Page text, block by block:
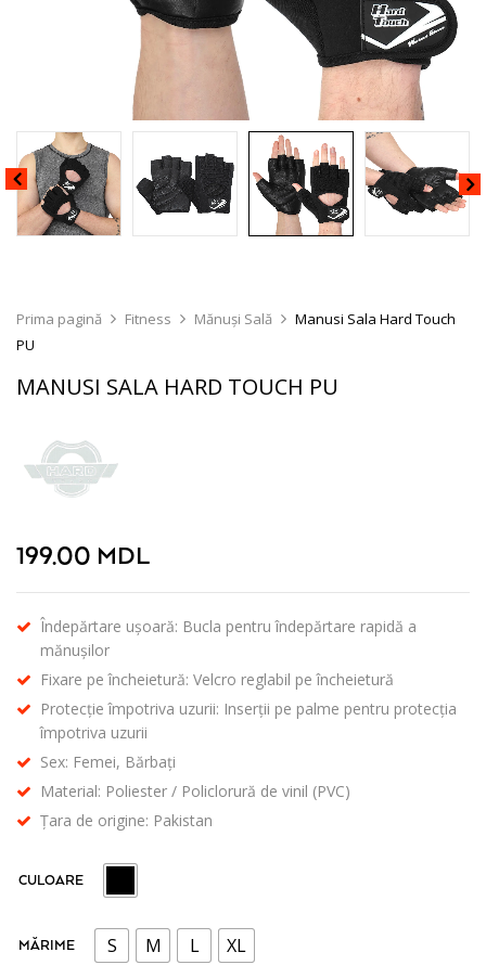
Prima pagină Fitness Mănuși Sală
Manusi Sala Hard Touch
PU
MANUSI SALA HARD TOUCH PU
199.00 MDL
Îndepărtare ușoară: Bucla pentru îndepărtare rapidă a
mănușilor
Fixare pe încheietură: Velcro reglabil pe încheietură
Protecție împotriva uzurii: Inserții pe palme pentru protecția
împotriva uzurii
Sex: Femei, Bărbați
Material: Poliester / Policlorură de vinil (PVC)
Țara de origine: Pakistan
CULOARE
MĂRIME S M L XL